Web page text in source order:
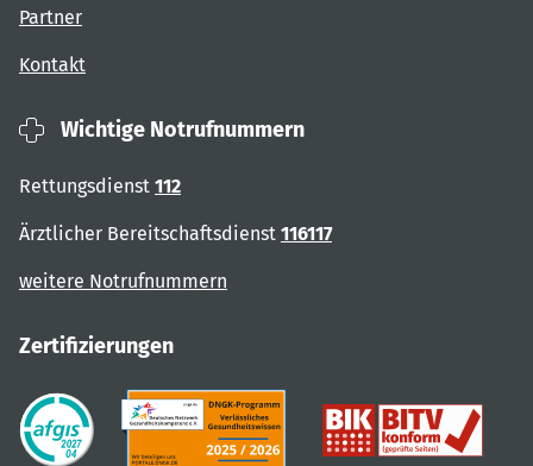
Partner
Kontakt
Wichtige Notrufnummern
Rettungsdienst 112
Ärztlicher Bereitschaftsdienst 116117
weitere Notrufnummern
Zertifizierungen